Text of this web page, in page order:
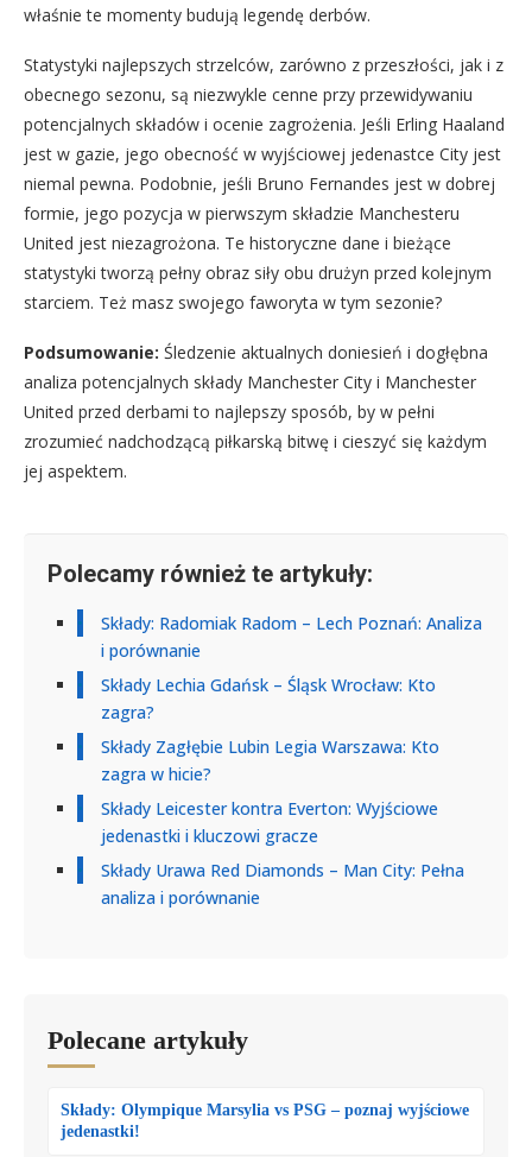
właśnie te momenty budują legendę derbów.
Statystyki najlepszych strzelców, zarówno z przeszłości, jak i z
obecnego sezonu, są niezwykle cenne przy przewidywaniu
potencjalnych składów i ocenie zagrożenia. Jeśli Erling Haaland
jest w gazie, jego obecność w wyjściowej jedenastce City jest
niemal pewna. Podobnie, jeśli Bruno Fernandes jest w dobrej
formie, jego pozycja w pierwszym składzie Manchesteru
United jest niezagrożona. Te historyczne dane i bieżące
statystyki tworzą pełny obraz siły obu drużyn przed kolejnym
starciem. Też masz swojego faworyta w tym sezonie?
Podsumowanie: Śledzenie aktualnych doniesień i dogłębna
analiza potencjalnych składy Manchester City i Manchester
United przed derbami to najlepszy sposób, by w pełni
zrozumieć nadchodzącą piłkarską bitwę i cieszyć się każdym
jej aspektem.
Polecamy również te artykuły:
Składy: Radomiak Radom – Lech Poznań: Analiza
i porównanie
Składy Lechia Gdańsk – Śląsk Wrocław: Kto
zagra?
Składy Zagłębie Lubin Legia Warszawa: Kto
zagra w hicie?
Składy Leicester kontra Everton: Wyjściowe
jedenastki i kluczowi gracze
Składy Urawa Red Diamonds – Man City: Pełna
analiza i porównanie
Polecane artykuły
Składy: Olympique Marsylia vs PSG – poznaj wyjściowe
jedenastki!